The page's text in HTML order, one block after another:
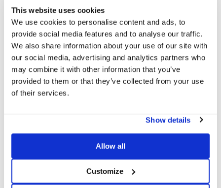
This website uses cookies
We use cookies to personalise content and ads, to
provide social media features and to analyse our traffic.
We also share information about your use of our site with
our social media, advertising and analytics partners who
may combine it with other information that you’ve
provided to them or that they’ve collected from your use
of their services.
Show details
Allow all
Customize
Autorizo el tratamiento de mis datos según lo dispuesto en
Newsletter